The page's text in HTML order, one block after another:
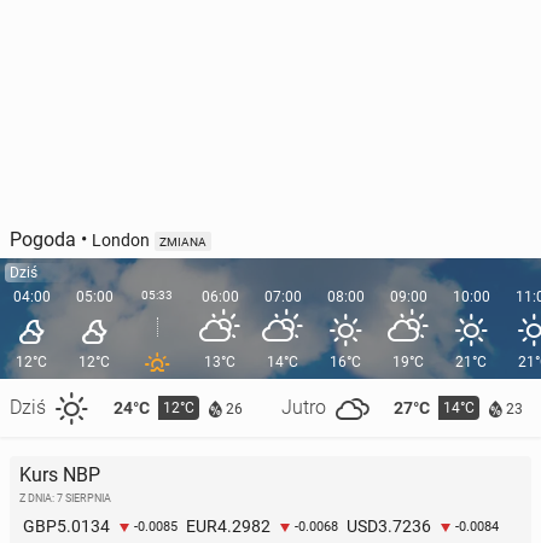
Pogoda • London ZMIANA
Dziś
04:00
12°C
Dziś 24°C 12°C 26 Jutro 27°C 14°C 23
05:00
12°C
05:33 06:00
13°C
07:00
14°C
08:00
16°C
09:00
19°C
10:00
21°C
Kurs NBP
Z DNIA: 7 SIERPNIA
GBP5.0134 -0.0085 EUR4.2982 -0.0068 USD3.7236 -0.0084